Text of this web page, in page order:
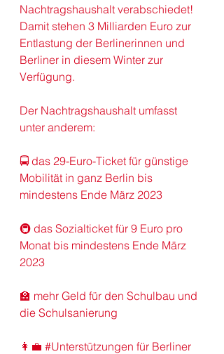
Nachtragshaushalt verabschiedet!
Damit stehen 3 Milliarden Euro zur
Entlastung der Berlinerinnen und
Berliner in diesem Winter zur
Verfügung.
Der Nachtragshaushalt umfasst
unter anderem:
🚍 das 29-Euro-Ticket für günstige
Mobilität in ganz Berlin bis
mindestens Ende März 2023
🚇 das Sozialticket für 9 Euro pro
Monat bis mindestens Ende März
2023
🏫 mehr Geld für den Schulbau und
die Schulsanierung
👩‍💼 #Unterstützungen für Berliner